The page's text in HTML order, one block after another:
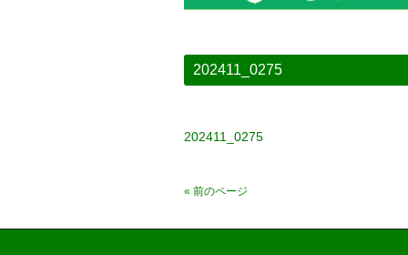
202411_0275
202411_0275
« 前のページ